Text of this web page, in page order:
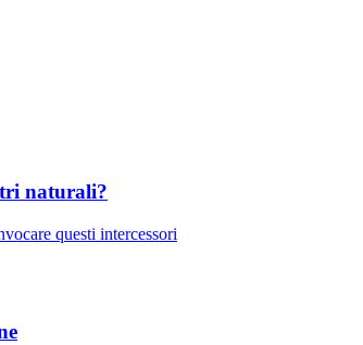
naturali?
questi intercessori